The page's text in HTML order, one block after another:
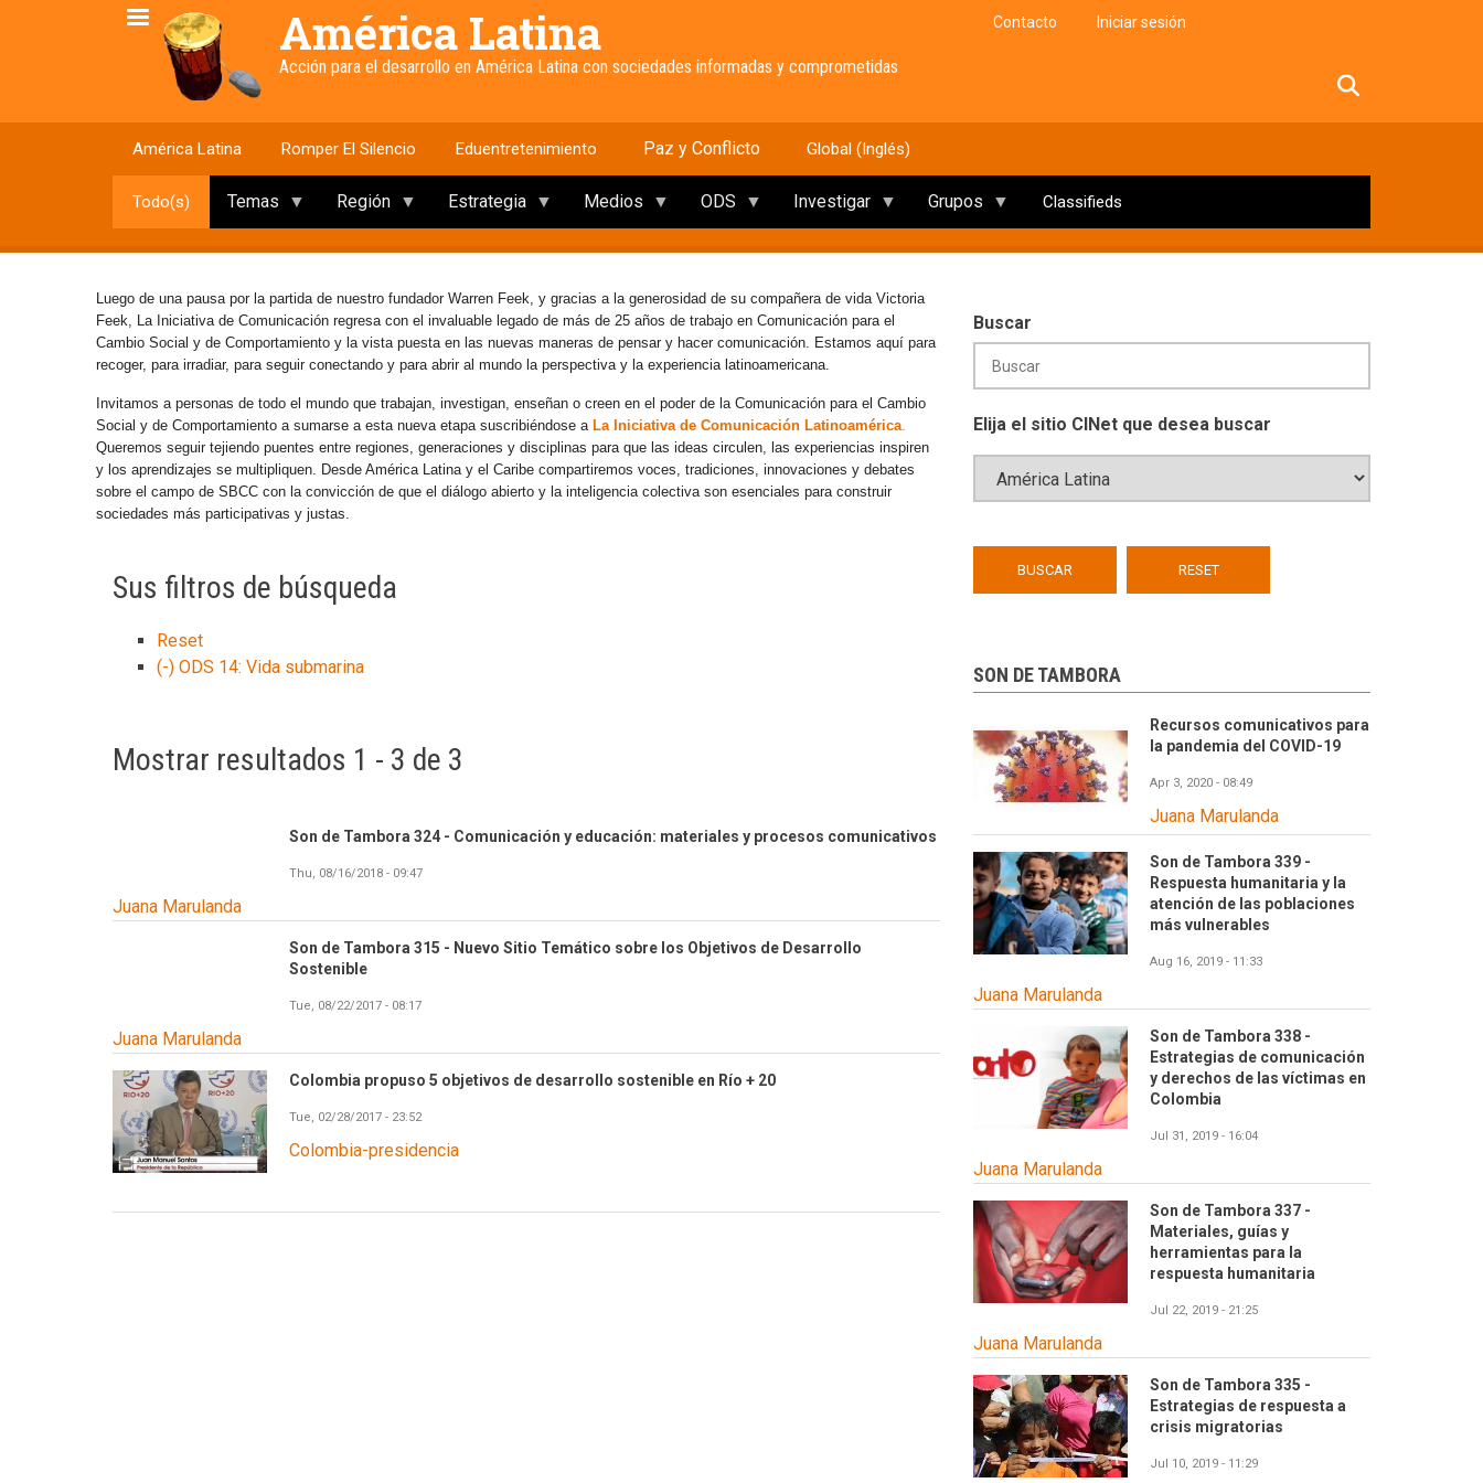
América Latina
Acción para el desarrollo en América Latina con sociedades informadas y comprometidas
Contacto Iniciar sesión
América Latina Romper El Silencio Eduentretenimiento Paz y Conflicto Global (Inglés)
Todo(s) Temas Región Estrategia Medios ODS Investigar Grupos Classifieds
Luego de una pausa por la partida de nuestro fundador Warren Feek, y gracias a la generosidad de su compañera de vida Victoria
Feek, La Iniciativa de Comunicación regresa con el invaluable legado de más de 25 años de trabajo en Comunicación para el
Cambio Social y de Comportamiento y la vista puesta en las nuevas maneras de pensar y hacer comunicación. Estamos aquí para
recoger, para irradiar, para seguir conectando y para abrir al mundo la perspectiva y la experiencia latinoamericana.
Invitamos a personas de todo el mundo que trabajan, investigan, enseñan o creen en el poder de la Comunicación para el Cambio
Social y de Comportamiento a sumarse a esta nueva etapa suscribiéndose a La Iniciativa de Comunicación Latinoamérica.
Queremos seguir tejiendo puentes entre regiones, generaciones y disciplinas para que las ideas circulen, las experiencias inspiren
y los aprendizajes se multipliquen. Desde América Latina y el Caribe compartiremos voces, tradiciones, innovaciones y debates
sobre el campo de SBCC con la convicción de que el diálogo abierto y la inteligencia colectiva son esenciales para construir
sociedades más participativas y justas.
Sus filtros de búsqueda
Reset
(-) ODS 14: Vida submarina
Mostrar resultados 1 - 3 de 3
Son de Tambora 324 - Comunicación y educación: materiales y procesos comunicativos
Thu, 08/16/2018 - 09:47
Juana Marulanda
Son de Tambora 315 - Nuevo Sitio Temático sobre los Objetivos de Desarrollo
Sostenible
Tue, 08/22/2017 - 08:17
Juana Marulanda
Colombia propuso 5 objetivos de desarrollo sostenible en Río + 20
Tue, 02/28/2017 - 23:52
Colombia-presidencia
Buscar
Elija el sitio CINet que desea buscar
SON DE TAMBORA
Recursos comunicativos para
la pandemia del COVID-19
Apr 3, 2020 - 08:49
Juana Marulanda
Son de Tambora 339 -
Respuesta humanitaria y la
atención de las poblaciones
más vulnerables
Aug 16, 2019 - 11:33
Juana Marulanda
Son de Tambora 338 -
Estrategias de comunicación
y derechos de las víctimas en
Colombia
Jul 31, 2019 - 16:04
Juana Marulanda
Son de Tambora 337 -
Materiales, guías y
herramientas para la
respuesta humanitaria
Jul 22, 2019 - 21:25
Juana Marulanda
Son de Tambora 335 -
Estrategias de respuesta a
crisis migratorias
Jul 10, 2019 - 11:29